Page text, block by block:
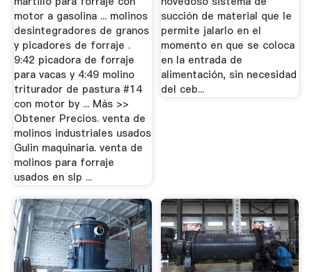
motor a gasolina ... molinos
desintegradores de granos
y picadores de forraje .
9:42 picadora de forraje
para vacas y 4:49 molino
triturador de pastura #14
con motor by ... Más >>
Obtener Precios. venta de
molinos industriales usados
Gulin maquinaria. venta de
molinos para forraje
usados en slp ...
succión de material que le
permite jalarlo en el
momento en que se coloca
en la entrada de
alimentación, sin necesidad
del ceb...